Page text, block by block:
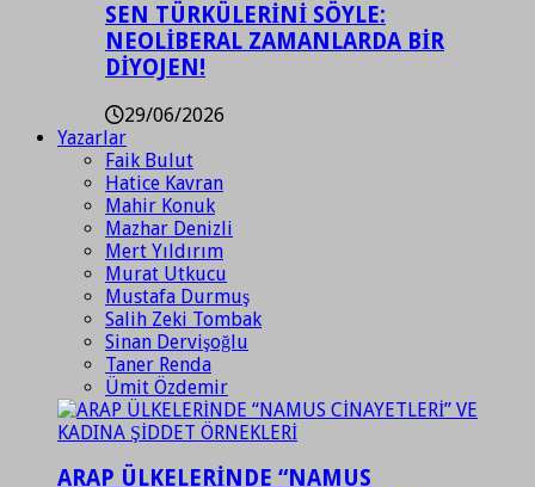
SEN TÜRKÜLERİNİ SÖYLE:
NEOLİBERAL ZAMANLARDA BİR
DİYOJEN!
29/06/2026
Yazarlar
Faik Bulut
Hatice Kavran
Mahir Konuk
Mazhar Denizli
Mert Yıldırım
Murat Utkucu
Mustafa Durmuş
Salih Zeki Tombak
Sinan Dervişoğlu
Taner Renda
Ümit Özdemir
ARAP ÜLKELERİNDE “NAMUS